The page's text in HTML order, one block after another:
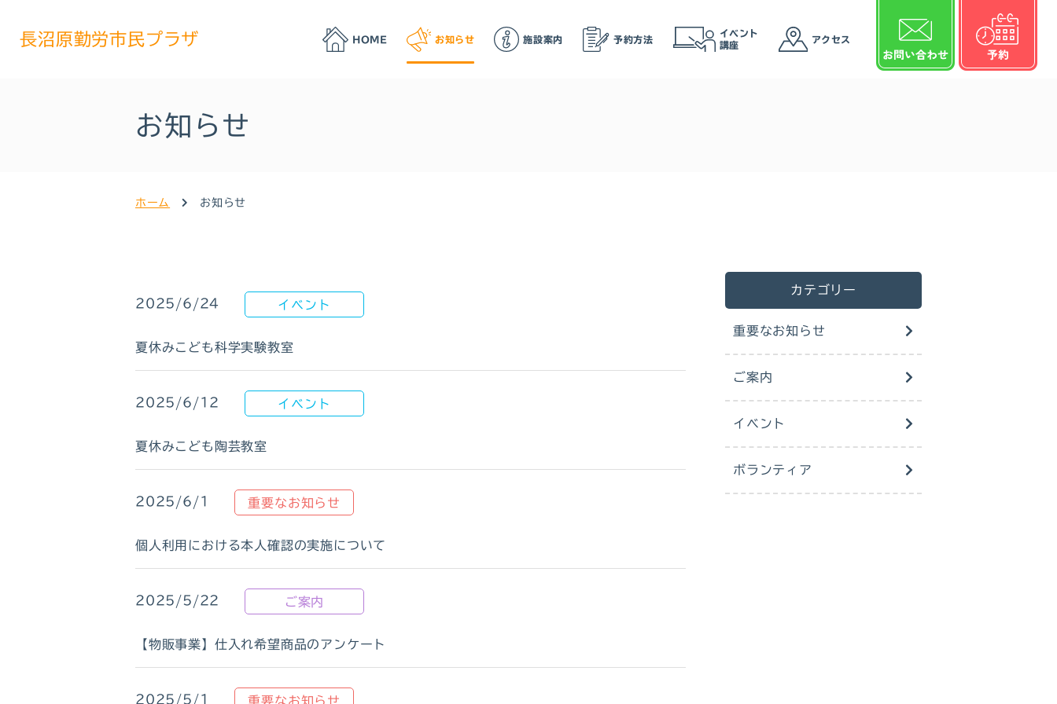
長沼原勤労市民プラザ HOME お知らせ 施設案内 予約方法
イベント
講座
アクセス
お知らせ
ホーム お知らせ
2025/6/24 イベント
夏休みこども科学実験教室
2025/6/12 イベント
夏休みこども陶芸教室
2025/6/1 重要なお知らせ
個人利用における本人確認の実施について
2025/5/22 ご案内
【物販事業】仕入れ希望商品のアンケート
2025/5/1 重要なお知らせ
カテゴリー
重要なお知らせ
ご案内
イベント
ボランティア